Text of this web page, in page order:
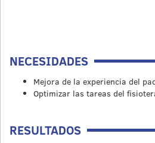
NECESIDADES
Mejora de la experiencia del
Optimizar las tareas del
RESULTADOS